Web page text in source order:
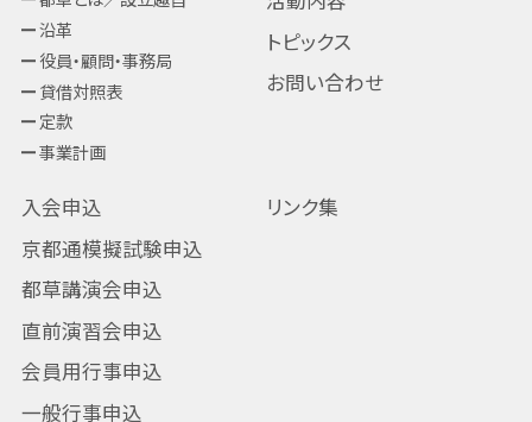
沿革
役員・顧問・事務局
貸借対照表
定款
事業計画
トピックス
お問い合わせ
入会申込
京都通模擬試験申込
都草講演会申込
直前演習会申込
会員用行事申込
一般行事申込
リンク集